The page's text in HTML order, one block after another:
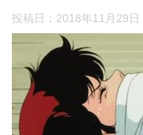
投稿日： 2018年11月29日